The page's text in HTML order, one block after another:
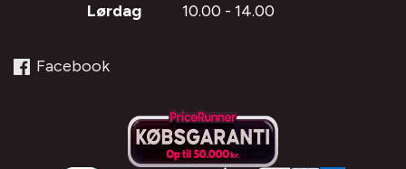
Lørdag
10.00 - 14.00
Facebook